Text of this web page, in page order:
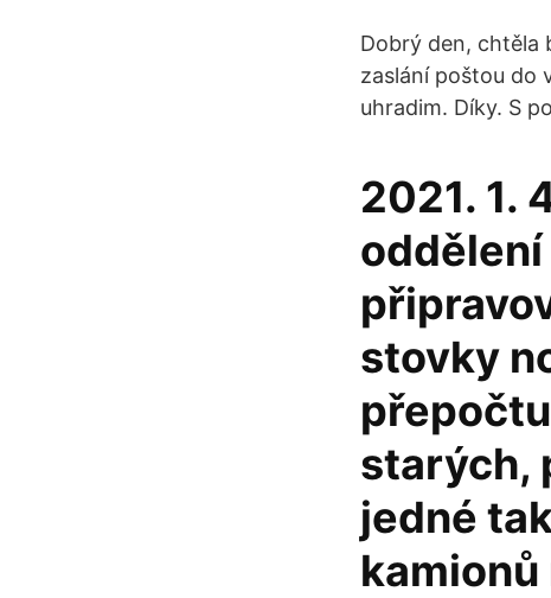
Dobrý den, chtěla
zaslání poštou do
uhradim. Díky. S
2021. 1.
oddělení
stovky
starých,
jedné